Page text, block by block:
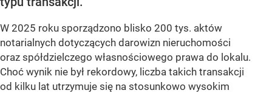
W 2025 roku sporządzono blisko 200 tys. aktów
notarialnych dotyczących darowizn nieruchomości
oraz spółdzielczego własnościowego prawa do lokalu.
Choć wynik nie był rekordowy, liczba takich transakcji
od kilku lat utrzymuje się na stosunkowo wysokim